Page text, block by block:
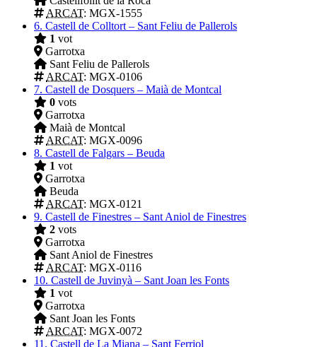
ARCAT: MGX-1555
6. Castell de Colltort – Sant Feliu de Pallerols
1 vot
Garrotxa
Sant Feliu de Pallerols
ARCAT: MGX-0106
7. Castell de Dosquers – Maià de Montcal
0 vots
Garrotxa
Maià de Montcal
ARCAT: MGX-0096
8. Castell de Falgars – Beuda
1 vot
Garrotxa
Beuda
ARCAT: MGX-0121
9. Castell de Finestres – Sant Aniol de Finestres
2 vots
Garrotxa
Sant Aniol de Finestres
ARCAT: MGX-0116
10. Castell de Juvinyà – Sant Joan les Fonts
1 vot
Garrotxa
Sant Joan les Fonts
ARCAT: MGX-0072
11. Castell de La Miana – Sant Ferriol